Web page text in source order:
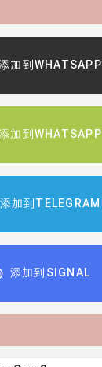
加到WHATSAPP
加到WHATSAPP
添加到TELEGRAM
添加到SIGNAL